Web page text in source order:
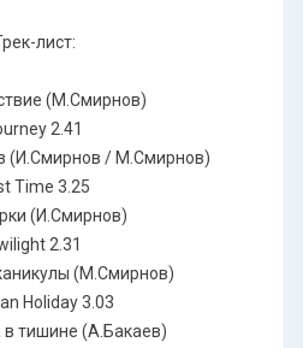
лист:
(М.Смирнов)
2.41
(И.Смирнов / М.Смирнов)
Time 3.25
(И.Смирнов)
2.31
(М.Смирнов)
Holiday 3.03
в тишине (А.Бакаев)